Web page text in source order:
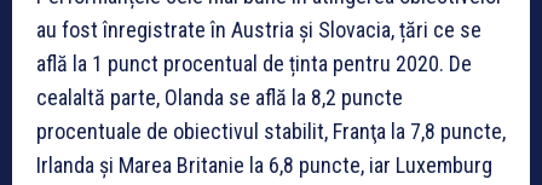
au fost înregistrate în Austria și Slovacia, țări ce se
află la 1 punct procentual de ținta pentru 2020. De
cealaltă parte, Olanda se află la 8,2 puncte
procentuale de obiectivul stabilit, Franţa la 7,8 puncte,
Irlanda şi Marea Britanie la 6,8 puncte, iar Luxemburg